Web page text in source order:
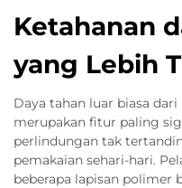
Ketahanan
yang Lebih
Daya tahan luar biasa
merupakan fitur paling
perlindungan tak
pemakaian sehari-hari.
beberapa lapisan